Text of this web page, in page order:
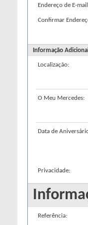
Endereço de E-
Confirmar
Informação
Localização:
O Meu Mercedes:
Data de
Privacidade:
Referência: